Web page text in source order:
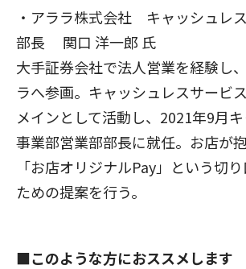
・アララ株式会社 キャッシュレ
部長 関口 洋一郎 氏
大手証券会社で法人営業を経験し
ラへ参画。キャッシュレスサービ
メインとして活動し、2021年9月
事業部営業部部長に就任。お店が抱
「お店オリジナルPay」という切
ための提案を行う。
■このような方におススメします